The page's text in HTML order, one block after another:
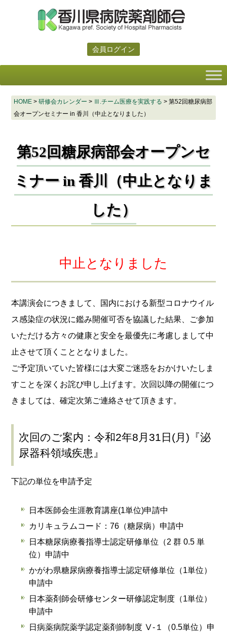
会員ログイン
HOME> 研修会カレンダー > Ⅲ.チーム医療を実践する > 第52回糖尿病部
会オープンセミナー in 香川（中止となりました）
第52回糖尿病部会オープンセ
ミナー in 香川（中止となりま
した）
中止となりました
本講演会につきまして、国内における新型コロナウイル
ス感染症の状況に鑑み開催可否を協議した結果、ご参加
いただける方々の健康と安全を最優先に考慮しまして中
止させて頂くこととなりました。
ご予定頂いていた皆様には大変ご迷惑をおかけいたしま
すことを深くお詫び申し上げます。次回以降の開催につ
きましては、確定次第ご連絡させて頂きます。
次回のご案内：令和2年8月31日(月)『泌
尿器科領域疾患』
下記の単位を申請予定
日本医師会生涯教育講座(1単位)申請中
カリキュラムコード：76（糖尿病）申請中
日本糖尿病療養指導士認定研修単位（2 群 0.5 単
位）申請中
かがわ県糖尿病療養指導士認定研修単位（1単位）
申請中
日本薬剤師会研修センター研修認定制度（1単位）
申請中
日病薬病院薬学認定薬剤師制度 Ⅴ-１（0.5単位）申